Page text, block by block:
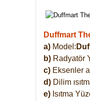
Duffmart
a) Model:
b) Radyatör
c) Eksenler
d) Dilim
e) Isıtma